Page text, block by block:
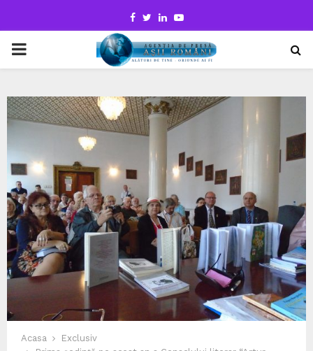
Facebook
TwitterLinkedinYoutube
PRIMARY
Acasa
Exclusiv